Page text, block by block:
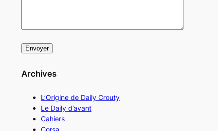
Archives
L’Origine de Daily Crouty
Le Daily d’avant
Cahiers